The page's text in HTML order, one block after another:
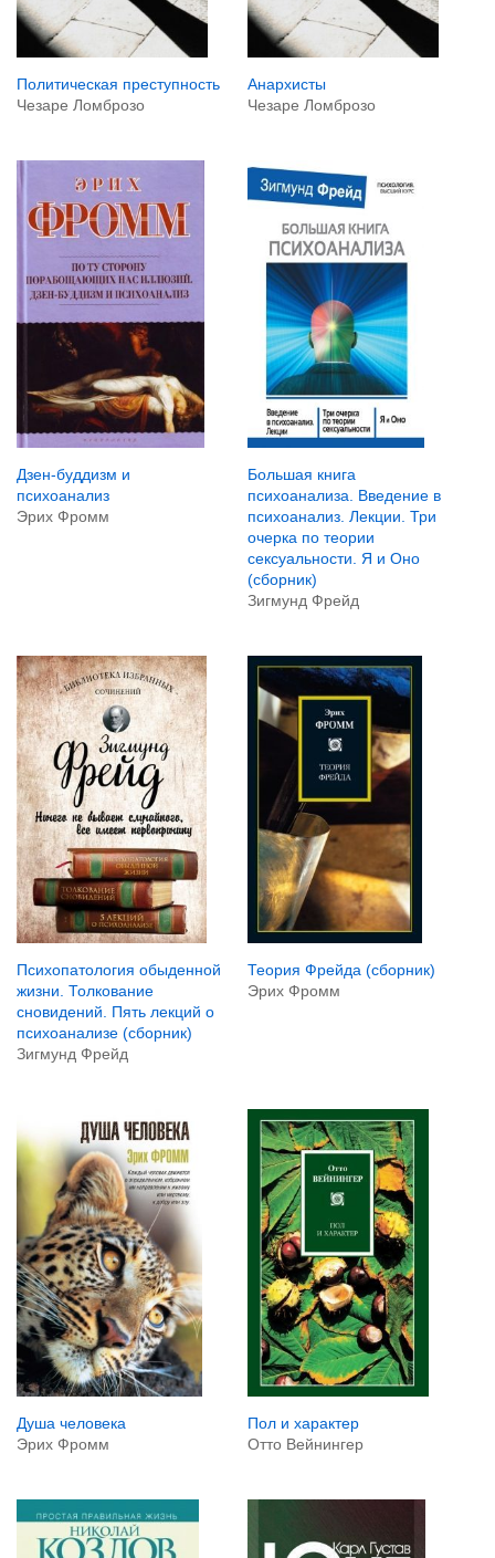
Политическая преступность
Чезаре Ломброзо
Анархисты
Чезаре Ломброзо
Дзен-буддизм и
психоанализ
Эрих Фромм
Большая книга
психоанализа. Введение в
психоанализ. Лекции. Три
очерка по теории
сексуальности. Я и Оно
(сборник)
Зигмунд Фрейд
Психопатология обыденной
жизни. Толкование
сновидений. Пять лекций о
психоанализе (сборник)
Зигмунд Фрейд
Теория Фрейда (сборник)
Эрих Фромм
Душа человека
Эрих Фромм
Пол и характер
Отто Вейнингер